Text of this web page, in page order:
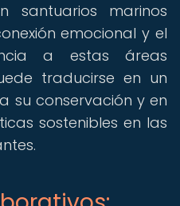
santuarios marinos
emocional y el
a estas áreas
traducirse en un
su conservación y en
sostenibles en las